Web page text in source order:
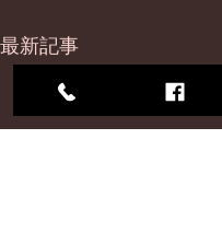
最新記事